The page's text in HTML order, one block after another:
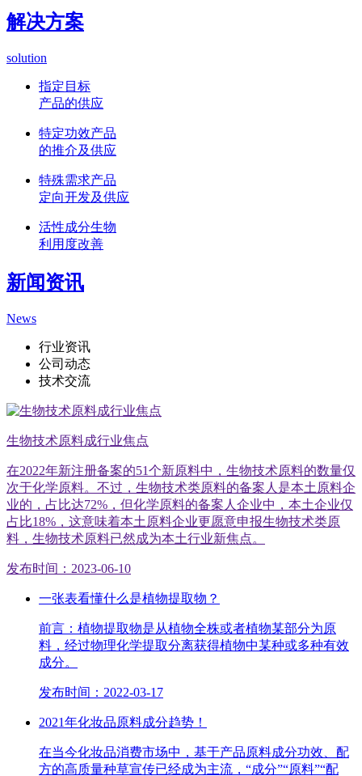
解决方案
solution
指定目标
产品的供应
特定功效产品
的推介及供应
特殊需求产品
定向开发及供应
活性成分生物
利用度改善
新闻资讯
News
行业资讯
公司动态
技术交流
生物技术原料成行业焦点
在2022年新注册备案的51个新原料中，生物技术原料的数量仅
次于化学原料。不过，生物技术类原料的备案人是本土原料企
业的，占比达72%，但化学原料的备案人企业中，本土企业仅
占比18%，这意味着本土原料企业更愿意申报生物技术类原
料，生物技术原料已然成为本土行业新焦点。
发布时间：2023-06-10
一张表看懂什么是植物提取物？
前言：植物提取物是从植物全株或者植物某部分为原
料，经过物理化学提取分离获得植物中某种或多种有效
成分。
发布时间：2022-03-17
2021年化妆品原料成分趋势！
在当今化妆品消费市场中，基于产品原料成分功效、配
方的高质量种草宣传已经成为主流，“成分”“原料”“配